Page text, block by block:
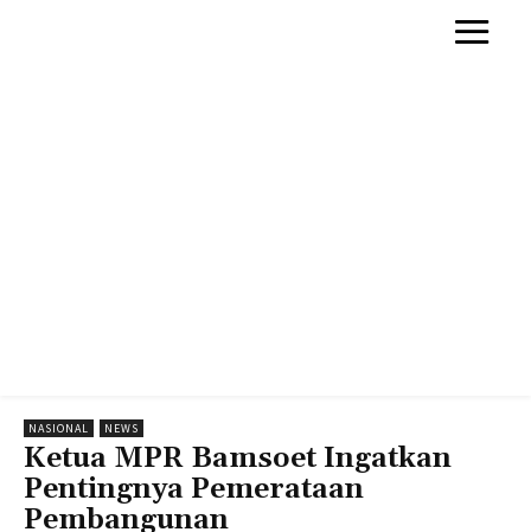
NASIONAL NEWS
Ketua MPR Bamsoet Ingatkan
Pentingnya Pemerataan
Pembangunan